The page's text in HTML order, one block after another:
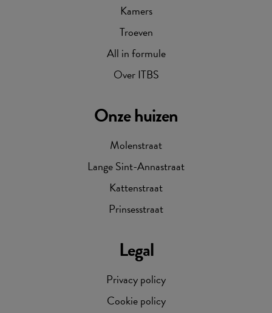
Kamers
Troeven
All in formule
Over ITBS
Legal
Privacy policy
Cookie policy
Onze huizen
Molenstraat
Lange Sint-Annastraat
Kattenstraat
Prinsesstraat